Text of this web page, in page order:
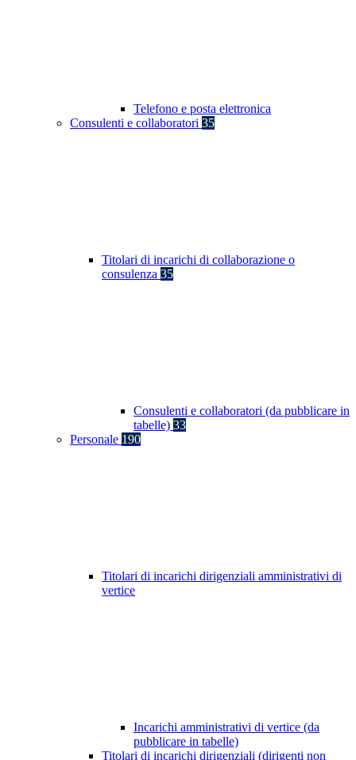
Telefono e posta elettronica
Consulenti e collaboratori 35
Titolari di incarichi di collaborazione o
consulenza 35
Consulenti e collaboratori (da pubblicare in
tabelle) 33
Personale 190
Titolari di incarichi dirigenziali amministrativi di
vertice
Incarichi amministrativi di vertice (da
pubblicare in tabelle)
Titolari di incarichi dirigenziali (dirigenti non